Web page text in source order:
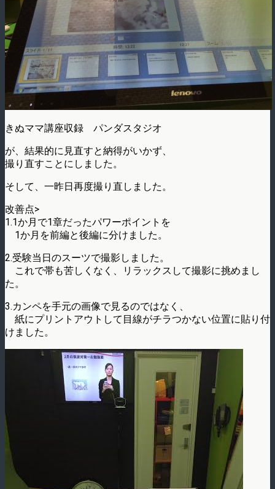
きぬママ講座収録 パンダスタジオ
が、結果的に見直すと納得がいかず、
撮り直すことにしました。
そして、一昨日再度撮り直しました。
改善点>
1.1か月で1章だったパワーポイントを
1か月を前編と後編に分けました。
2.受験当日のスーツで撮影しました。
これで帯も苦しくなく、リラックスして撮影に挑めまし
た。
3.カンペを手元の画像で見るのではなく、
紙にプリントアウトして目線がチラつかない位置に貼り付
けました。